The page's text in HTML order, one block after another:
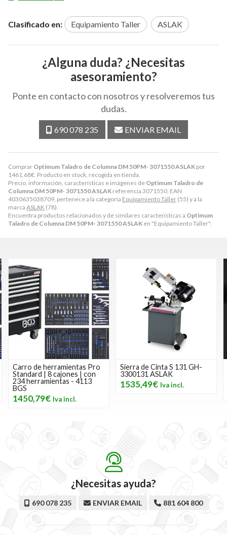
Comprar Optimum Taladro de Columna DM 50PM- 3071550 ASLAK por
1461,68€. Producto en stock, recogida en tienda.
Precio, información, características e imágenes de Optimum Taladro de
Columna DM 50PM- 3071550 ASLAK referencia 3071550, EAN
4030635038709, pertenece a la categoría Equipamiento Taller (55) y a la
marca ASLAK (78).
Encuentra productos relacionados y de similares características a Optimum
Taladro de Columna DM 50PM- 3071550 ASLAK en "Equipamiento Taller".
Clasificado en: Equipamiento Taller ASLAK
¿Alguna duda? ¿Necesitas
asesoramiento?
Ponte en contacto con nosotros y resolveremos tus
dudas.
690 078 235 ENVIAR EMAIL
Carro de herramientas Pro
Standard | 8 cajones | con
234 herramientas - 4113
BGS
1450,79€
Sierra de Cinta S 131 GH-
3300131 ASLAK
1535,49€
¿Necesitas ayuda?
690 078 235 ENVIAR EMAIL 881 604 800